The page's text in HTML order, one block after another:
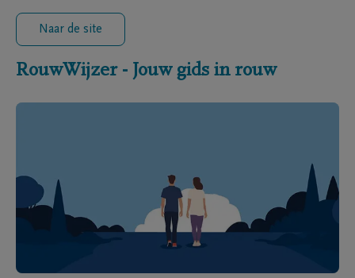
Naar de site
RouwWijzer - Jouw gids in rouw